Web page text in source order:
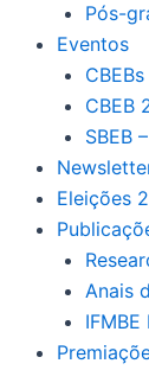
Pós-
Eventos
CBEBs
CBEB
SBEB
Eleições
Anais